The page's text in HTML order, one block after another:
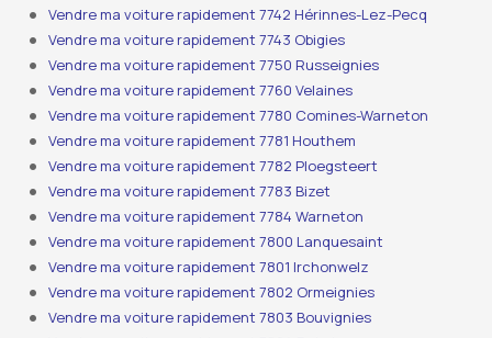
Vendre ma voiture rapidement 7742 Hérinnes-Lez-Pecq
Vendre ma voiture rapidement 7743 Obigies
Vendre ma voiture rapidement 7750 Russeignies
Vendre ma voiture rapidement 7760 Velaines
Vendre ma voiture rapidement 7780 Comines-Warneton
Vendre ma voiture rapidement 7781 Houthem
Vendre ma voiture rapidement 7782 Ploegsteert
Vendre ma voiture rapidement 7783 Bizet
Vendre ma voiture rapidement 7784 Warneton
Vendre ma voiture rapidement 7800 Lanquesaint
Vendre ma voiture rapidement 7801 Irchonwelz
Vendre ma voiture rapidement 7802 Ormeignies
Vendre ma voiture rapidement 7803 Bouvignies